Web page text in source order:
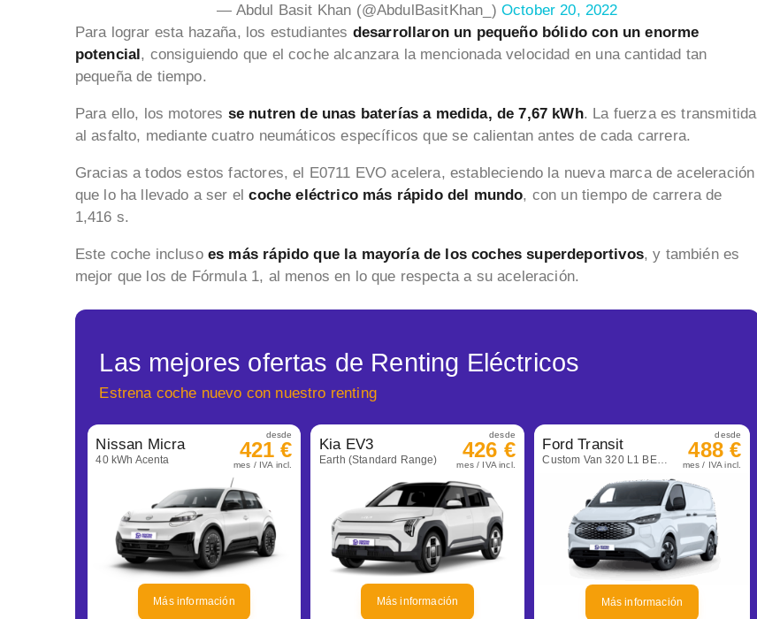
— Abdul Basit Khan (@AbdulBasitKhan_) October 20, 2022
Para lograr esta hazaña, los estudiantes desarrollaron un pequeño bólido con un enorme
potencial, consiguiendo que el coche alcanzara la mencionada velocidad en una cantidad tan
pequeña de tiempo.
Para ello, los motores se nutren de unas baterías a medida, de 7,67 kWh. La fuerza es transmitida
al asfalto, mediante cuatro neumáticos específicos que se calientan antes de cada carrera.
Gracias a todos estos factores, el E0711 EVO acelera, estableciendo la nueva marca de aceleración
que lo ha llevado a ser elcoche eléctrico más rápido del mundo, con un tiempo de carrera de
1,416 s.
Este coche incluso es más rápido que la mayoría de los coches superdeportivos, y también es
mejor que los de Fórmula 1, al menos en lo que respecta a su aceleración.
Las mejores ofertas de Renting Eléctricos
Estrena coche nuevo con nuestro renting
Nissan Micra
40 kWh Acenta
desde
421 €
mes / IVA incl.
Más información
Kia EV3
Earth (Standard Range)
desde
426 €
mes / IVA incl.
Más información
Ford Transit
Custom Van 320 L1 BEV automática Trend
desde
488 €
mes / IVA incl.
Más información